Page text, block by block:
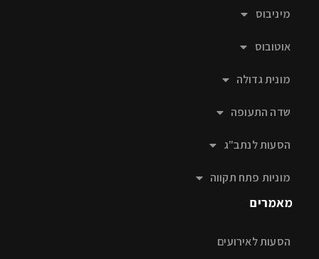
מיניבוס
אוטובוס
מונית גדולה
שדה התעופה
הסעות לנתב"ג
מוניות פתח תקווה
מאמרים
הסעות לאירועים